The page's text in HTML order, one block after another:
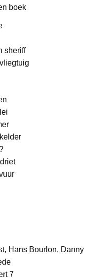
boek
sheriff
Hans Bourlon, Danny
7